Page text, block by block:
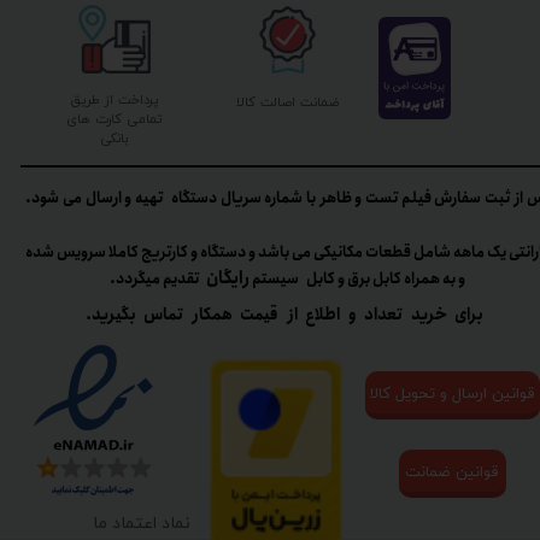
پرداخت از طریق
تمامی کارت های
بانکی
ضمانت اصالت کالا
نماد اعتماد ما
برای خرید تعداد و اطلاع از قیمت همکار تماس بگیرید.
از ثبت سفارش فیلم تست و ظاهر با شماره سریال دستگاه تهیه و ارسال می شود.
یک ماهه شامل قطعات مکانیکی می باشد و دستگاه و کارتریج کاملا سرویس شده
و به همراه کابل برق و کابل سیستم رایگان تقدیم میگردد.​​​​​​​
قوانین ارسال و تحویل کالا
قوانین ضمانت